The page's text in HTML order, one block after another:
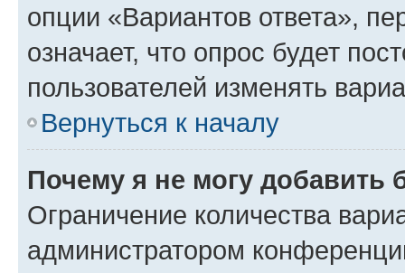
опции «Вариантов ответа»,
означает, что опрос будет
пользователей изменять
Вернуться к началу
Почему я не могу добавить
Ограничение количества
администратором